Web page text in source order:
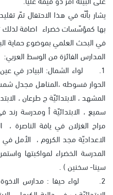
بها كمؤسّسات خضراء اضافة لذلك
في البحث العلمي بموضوع حماية
المدارس الفائزة من الوسط العربي:
1. لواء الشمال: البيادر في
الحوار فسوطه ،المناهل مجدل شمس
المشهد ، الابتدائيّة ج طرعان ،
سميع ، الابتدائيّة أ ومدرسة رند
مراح الغزلان في يافة الناصرة
الاعداديّة مجد الكروم ، الأمل
المدرسة الخضراء لمواكبتها
سينا- سخنين ) .
2. لواء حيفا : مدارس الاخوة